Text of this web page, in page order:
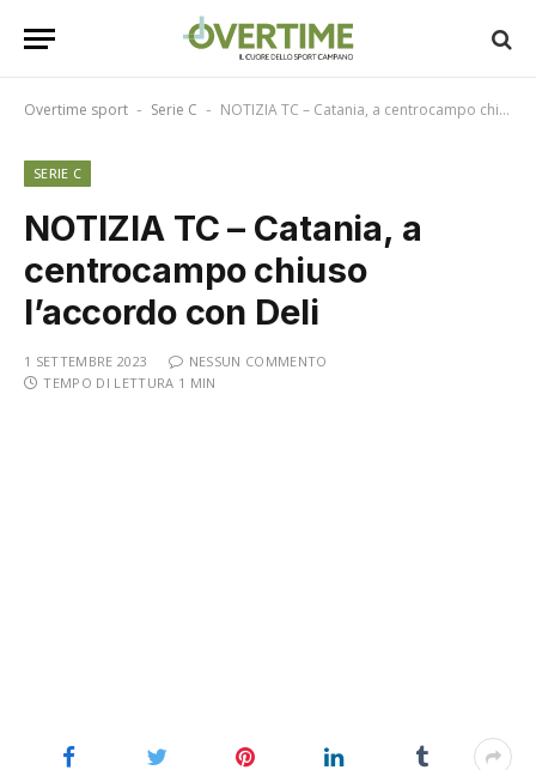
Overtime sport - Serie C - NOTIZIA TC – Catania, a centrocampo chiuso l’accordo con Deli
SERIE C
NOTIZIA TC – Catania, a
centrocampo chiuso
l’accordo con Deli
1 SETTEMBRE 2023
NESSUN COMMENTO
TEMPO DI LETTURA 1 MIN